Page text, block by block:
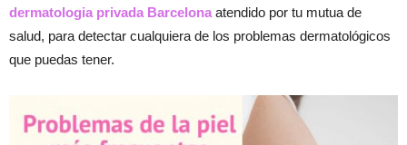
dermatologia privada Barcelonaatendido por tu mutua de
salud, para detectar cualquiera de los problemas dermatológicos
que puedas tener.